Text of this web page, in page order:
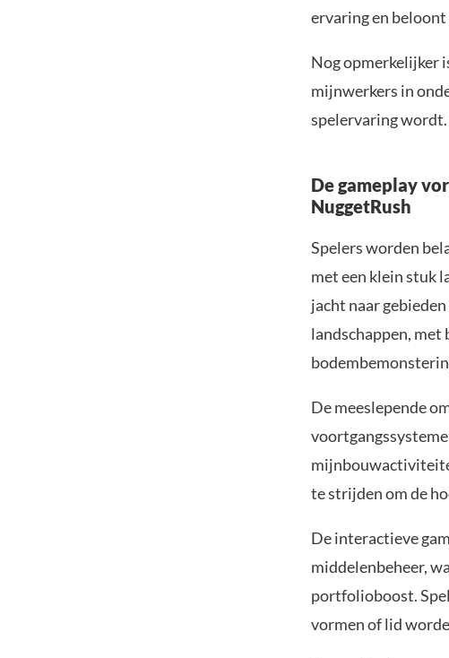
ervaring en
Nog opmerkelijker
mijnwerkers in
spelervaring
De gameplay
NuggetRush
Spelers worden
met een klein stuk
jacht naar
landschappen, met
De meeslepende
te strijden om de
De interactieve
middelenbeheer,
portfolioboost.
vormen of lid